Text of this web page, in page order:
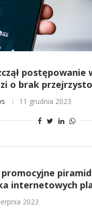
postępowanie
o brak
11 grudnia 2023
internetowych
2023